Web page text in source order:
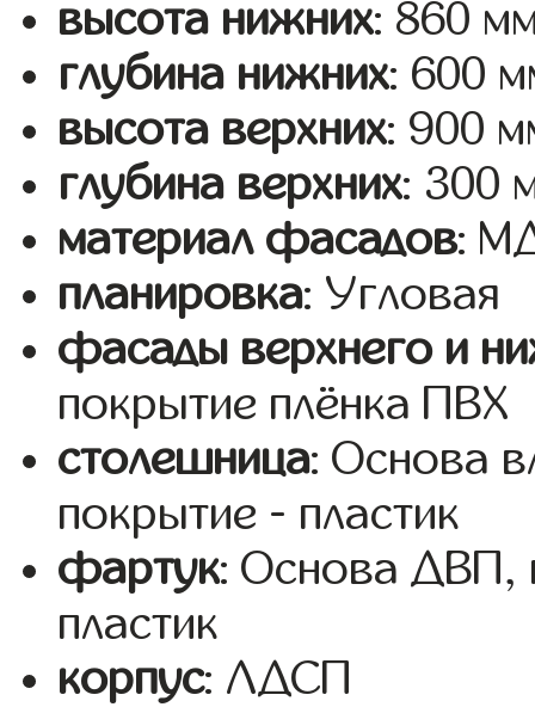
высота нижних: 860
глубина нижних: 600
высота верхних: 900
глубина верхних: 300
материал фасадов:
планировка: Угловая
фасады верхнего и
покрытие плёнка ПВХ
столешница: Основа
покрытие - пластик
фартук: Основа ДВП,
пластик
корпус: ЛДСП